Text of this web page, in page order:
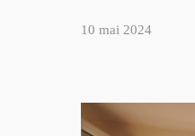
10 mai 2024